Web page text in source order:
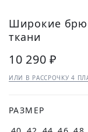
Широкие
ткани
10 290 ₽
ИЛИ В РАССРОЧКУ 4
РАЗМЕР